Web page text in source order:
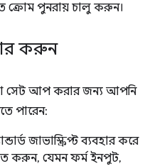
ক্রোম পুনরায় চালু করুন।
করুন
সেট আপ করার জন্য আপনি
পারেন:
জাভাস্ক্রিপ্ট ব্যবহার করে
করুন, যেমন ফর্ম ইনপুট,